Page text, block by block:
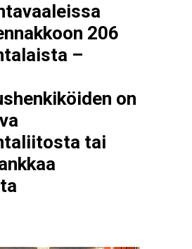
206
–
on
tai